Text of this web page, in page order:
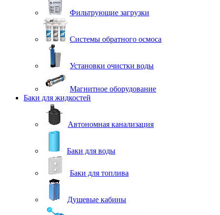
Фильтрующие загрузки
Системы обратного осмоса
Установки очистки воды
Магнитное оборудование
Баки для жидкостей
Автономная канализация
Баки для воды
Баки для топлива
Душевые кабины